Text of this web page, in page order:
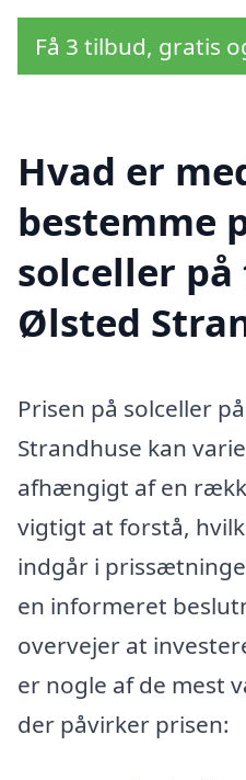
Få 3 tilbud, gratis
Hvad er
bestemme
solceller
Ølsted
Prisen på solceller
Strandhuse kan
afhængigt af en
vigtigt at forstå,
indgår i
en informeret
overvejer at
er nogle af de mest
der påvirker prisen: